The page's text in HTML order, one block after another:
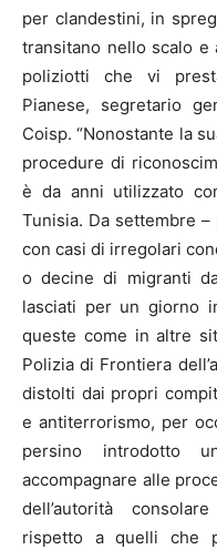
per clandestini, in
transitano nello scalo e
poliziotti che vi
Pianese, segretario
Coisp. “Nonostante la
procedure di
è da anni utilizzato
Tunisia. Da settembre
con casi di irregolari
o decine di migranti
lasciati per un giorno
queste come in altre
Polizia di Frontiera
distolti dai propri
e antiterrorismo, per
persino introdotto
accompagnare alle
dell’autorità
rispetto a quelli che